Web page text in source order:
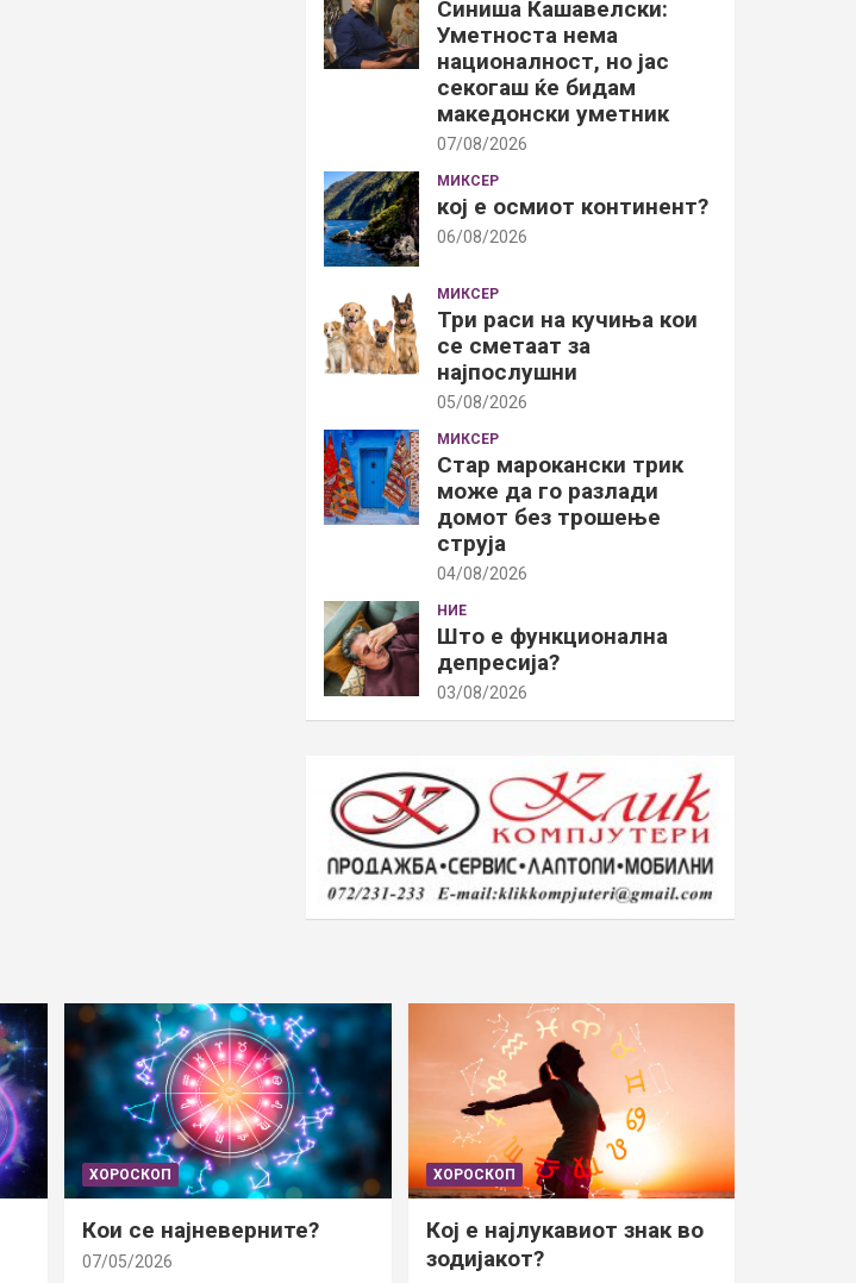
Синиша Кашавелски:
Уметноста нема
националност, но јас
секогаш ќе бидам
македонски уметник
07/08/2026
МИКСЕР
кој е осмиот континент?
06/08/2026
МИКСЕР
Три раси на кучиња кои
се сметаат за
најпослушни
05/08/2026
МИКСЕР
Стар марокански трик
може да го разлади
домот без трошење
струја
04/08/2026
НИЕ
Што е функционална
депресија?
03/08/2026
ХОРОСКОП
Кои се најневерните?
07/05/2026
ХОРОСКОП
Кој е најлукавиот знак во
зодијакот?